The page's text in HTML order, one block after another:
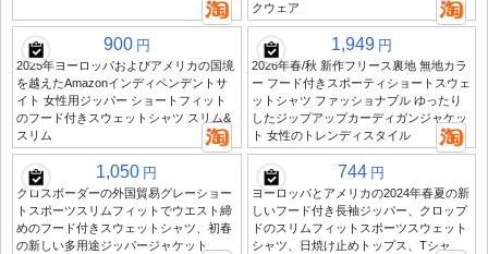
クウェア
900 円
2025年ヨーロッパおよびアメリカの国境
を越えたAmazonインディペンデントサ
イト 女性用ジッパー ショートフィット
のフード付きスウェットシャツ スリム&
スリム
1,949 円
2026年春/秋 新作フリース裏地 無地カラ
ー フード付きスポーティショートスウェ
ットシャツ ファッショナブル ゆったり
したジップアップカーディガンジャケッ
ト 女性のトレンディスタイル
1,050 円
クロスボーダーの外国貿易グレーショー
トスポーツスリムフィットでウエスト締
めのフード付きスウェットシャツ、初春
の新しい多用途ジッパージャケット
744 円
ヨーロッパとアメリカの2024年春夏の新
しいフード付き長袖ジッパー、クロップ
ドのスリムフィットスポーツスウェット
シャツ、日焼け止めトップス、Tシャ